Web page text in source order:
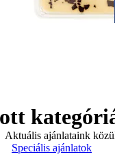
Aktuális ajánlataink
Speciális ajánlatok